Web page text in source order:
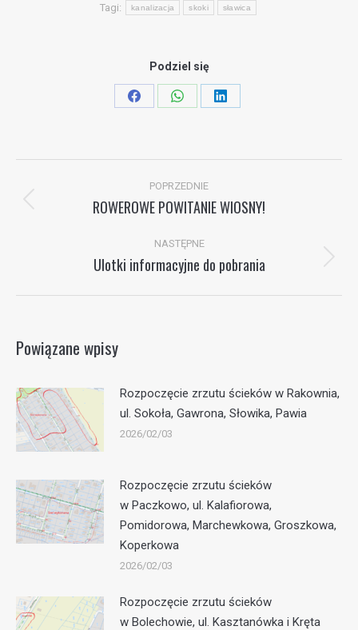
Tagi:
kanalizacja skoki sławica
Podziel się
Share
Share
Share
POPRZEDNIE
Poprzedni
ROWEROWE POWITANIE WIOSNY!
NASTĘPNE
Następny
Ulotki informacyjne do pobrania
Powiązane wpisy
Rozpoczęcie zrzutu ścieków w Rakownia,
ul. Sokoła, Gawrona, Słowika, Pawia
2026/02/03
Rozpoczęcie zrzutu ścieków
w Paczkowo, ul. Kalafiorowa,
Pomidorowa, Marchewkowa, Groszkowa,
Koperkowa
2026/02/03
Rozpoczęcie zrzutu ścieków
w Bolechowie, ul. Kasztanówka i Kręta